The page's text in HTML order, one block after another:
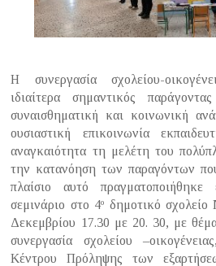
Η συνεργασία σχολείου-
ιδιαίτερα σημαντικός
συναισθηματική και κοινωνική
ουσιαστική επικοινωνία
αναγκαιότητα τη μελέτη του
την κατανόηση των παραγόντων
πλαίσιο αυτό πραγματοποιήθηκε
σεμινάριο στο 4ο
δημοτικό
Δεκεμβρίου 17.30 με 20. 30, με
συνεργασία σχολείου
Κέντρου Πρόληψης των